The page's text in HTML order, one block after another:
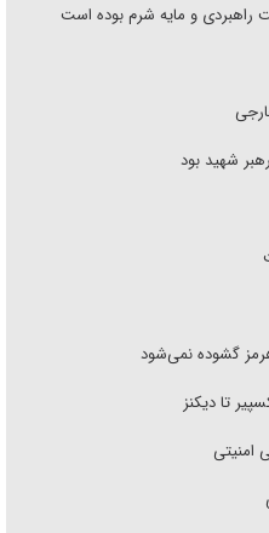
راهبردی و مایه شرم بوده است
شهید بود
گشوده نمی‌شود
تا دیکنز
امنیتی